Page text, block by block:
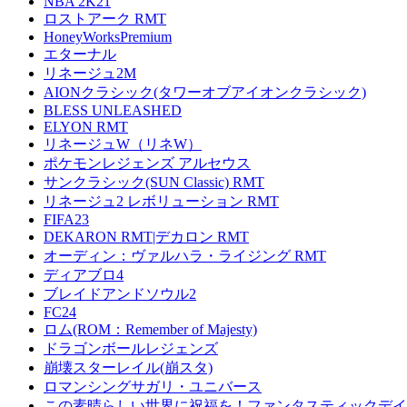
ロストアーク RMT
HoneyWorksPremium
エターナル
リネージュ2M
AIONクラシック(タワーオブアイオンクラシック)
BLESS UNLEASHED
ELYON RMT
リネージュW（リネW）
ポケモンレジェンズ アルセウス
サンクラシック(SUN Classic) RMT
リネージュ2 レボリューション RMT
FIFA23
DEKARON RMT|デカロン RMT
オーディン：ヴァルハラ・ライジング RMT
ディアブロ4
ブレイドアンドソウル2
FC24
ロム(ROM：Remember of Majesty)
ドラゴンボールレジェンズ
崩壊スターレイル(崩スタ)
ロマンシングサガリ・ユニバース